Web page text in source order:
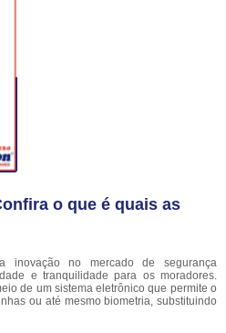
o que é quais as
inovação no mercado de segurança
e tranquilidade para os moradores.
de um sistema eletrônico que permite o
ou até mesmo biometria, substituindo